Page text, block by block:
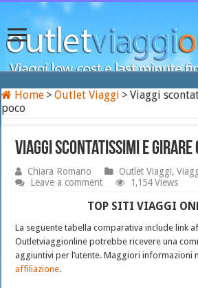
Home > Outlet Viaggi > Viaggi
poco
Viaggi scontatissimi e girare
Chiara Romano Outlet Viaggi,
Leave a comment
1,154 Views
TOP SITI VIAGGI
La seguente tabella comparativa include link
Outletviaggionline potrebbe ricevere una
aggiuntivi per l’utente. Maggiori informazioni
affiliazione.